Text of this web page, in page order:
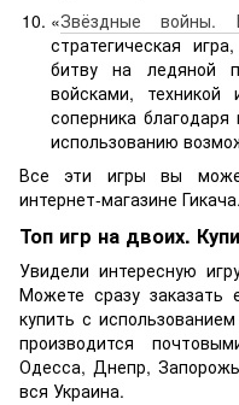
«Звёздные
стратегическая
битву на ледяной
войсками, техникой
соперника
использованию
Все эти игры вы
интернет-магазине Гикача.
Топ игр на двоих.
Увидели интересную
Можете сразу
купить с
производится
Одесса, Днепр,
вся Украина.